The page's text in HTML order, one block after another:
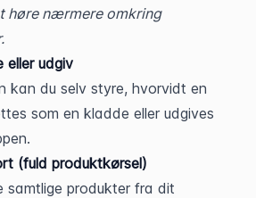
høre nærmere omkring
eller udgiv
kan du selv styre, hvorvidt en
som en kladde eller udgives
(fuld produktkørsel)
samtlige produkter fra dit